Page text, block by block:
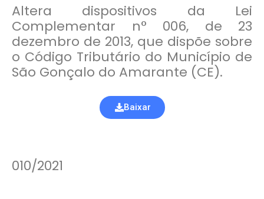
Altera dispositivos da Lei
Complementar n° 006, de 23
dezembro de 2013, que dispõe sobre
o Código Tributário do Município de
São Gonçalo do Amarante (CE).
Baixar
010/2021